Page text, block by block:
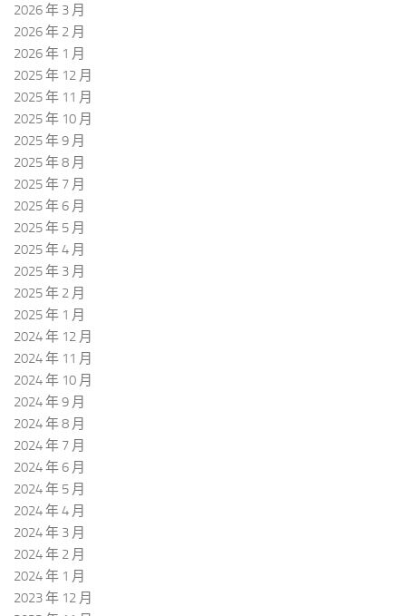
2026 年 3 月
2026 年 2 月
2026 年 1 月
2025 年 12 月
2025 年 11 月
2025 年 10 月
2025 年 9 月
2025 年 8 月
2025 年 7 月
2025 年 6 月
2025 年 5 月
2025 年 4 月
2025 年 3 月
2025 年 2 月
2025 年 1 月
2024 年 12 月
2024 年 11 月
2024 年 10 月
2024 年 9 月
2024 年 8 月
2024 年 7 月
2024 年 6 月
2024 年 5 月
2024 年 4 月
2024 年 3 月
2024 年 2 月
2024 年 1 月
2023 年 12 月